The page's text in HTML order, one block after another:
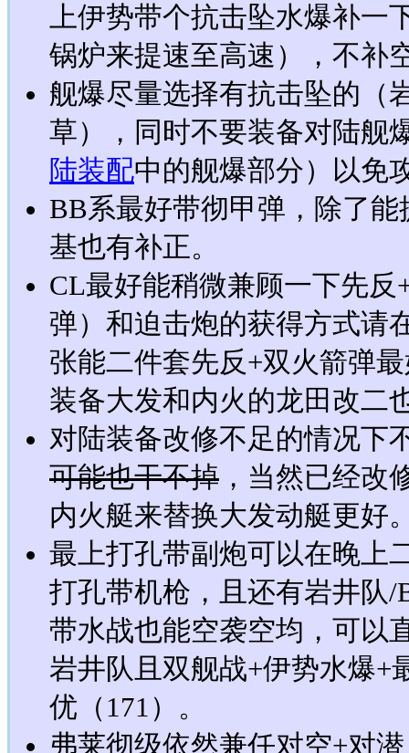
上伊势带个抗击坠水爆补一
锅炉来提速至高速），不补
舰爆尽量选择有抗击坠的（
草），同时不要装备对陆舰
陆装配中的舰爆部分）以免
BB系最好带彻甲弹，除了
基也有补正。
CL最好能稍微兼顾一下先
弹）和迫击炮的获得方式请
张能二件套先反+双火箭弹
装备大发和内火的龙田改二
对陆装备改修不足的情况下
可能也干不掉 ，当然已经改
内火艇来替换大发动艇更好
最上打孔带副炮可以在晚上
打孔带机枪，且还有岩井队
带水战也能空袭空均，可以
岩井队且双舰战+伊势水爆+
优（171）。
弗莱彻级依然兼任对空+对